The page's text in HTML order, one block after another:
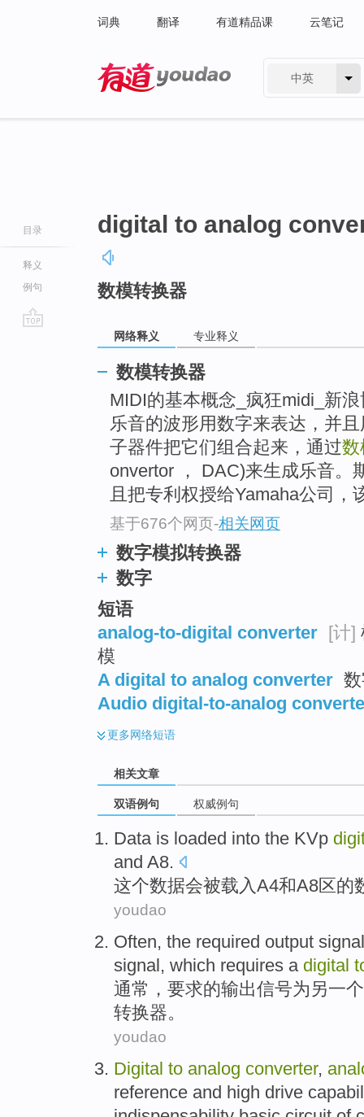
词典 翻译 有道精品课 云笔记
中英
目录
释义
例句
digital to analog
数模转换器
网络释义 专业释义
数模转换器
MIDI的基本概念_疯狂midi_新
乐音的波形用数字来表达，并
子器件把它们组合起来，通过数
onvertor ， DAC)来生成乐音。
且把专利权授给Yamaha公司
基于676个网页-相关网页
数字模拟转换器
数字
短语
analog-to-digital converter
[计]
模
A digital to analog converter
Audio digital-to-analog
更多网络短语
相关文章
双语例句 权威例句
Data is loaded into the KVp
and A8.
这个数据会被载入A4和A8区的
youdao
Often, the required output signal
signal, which requires a digital
通常 ， 要求的输出信号为 另一个
转换器。
youdao
Digital to analog converter,
reference and high drive